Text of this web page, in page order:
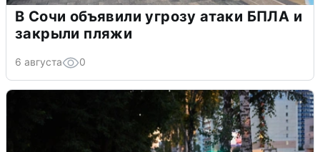
В Сочи объявили угрозу атаки БПЛА и
закрыли пляжи
6 августа 0